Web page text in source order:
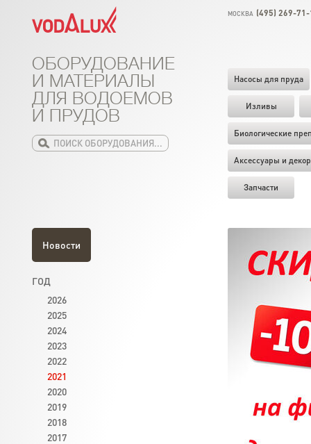
МОСКВА (495) 269-
Насосы для пруда
Изливы
Биологические
Аксессуары и декор
Запчасти
ОБОРУДОВАНИЕ
И МАТЕРИАЛЫ
ДЛЯ ВОДОЕМОВ
И ПРУДОВ
Новости
ГОД
2026
2025
2024
2023
2022
2021
2020
2019
2018
2017